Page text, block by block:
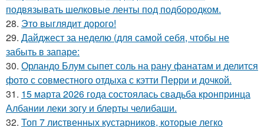
подвязывать шелковые ленты под подбородком.
28. Это выглядит дорого!
29. Дайджест за неделю (для самой себя, чтобы не
забыть в запаре:
30. Орландо Блум сыпет соль на рану фанатам и делится
фото с совместного отдыха с кэтти Перри и дочкой.
31. 15 марта 2026 года состоялась свадьба кронпринца
Албании леки зогу и блерты челибаши.
32. Топ 7 лиственных кустарников, которые легко